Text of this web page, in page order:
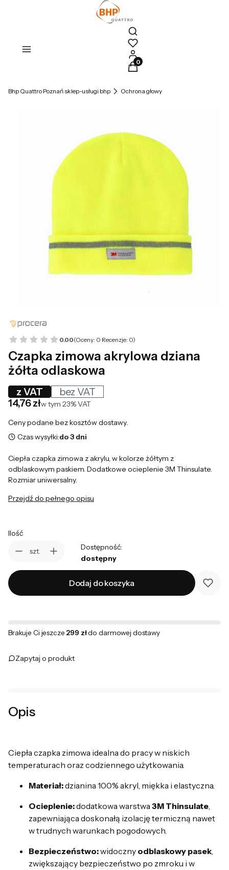
Otwórz wyszukiwarkę
Produkty w koszyku: 0.
Bhp Quattro Poznań sklep-usługi bhp Ochrona głowy
0.00(Oceny: 0 Recenzje: 0)
Czapka zimowa akrylowa dziana
żółta odlaskowa
z VAT
bez VAT
Cena
14,76 złw tym 23% VAT
w tym 23%VAT
Ceny podane bez kosztów dostawy.
Czas wysyłki:do 3 dni
Ciepła czapka zimowa z akrylu, w kolorze żółtym z
odblaskowym paskiem. Dodatkowe ocieplenie 3M Thinsulate.
Rozmiar uniwersalny.
Przejdź do pełnego opisu
Ilość
szt.
Dostępność:
dostępny
Dodaj do koszyka
Brakuje Ci jeszcze 299 złdo darmowej dostawy
Zapytaj o produkt
Opis
Ciepła czapka zimowa idealna do pracy w niskich
temperaturach oraz codziennego użytkowania.
Materiał:dzianina 100% akryl, miękka i elastyczna.
Ocieplenie:dodatkowa warstwa3M Thinsulate,
zapewniająca doskonałą izolację termiczną nawet
w trudnych warunkach pogodowych.
Bezpieczeństwo:widoczny odblaskowy pasek,
zwiększający bezpieczeństwo po zmroku i w